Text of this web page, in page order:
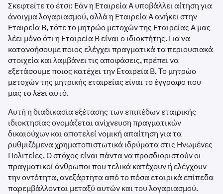
Σκεφτείτε το έτσι: Εάν η Εταιρεία Α υποβάλλει αίτηση για
άνοιγμα λογαριασμού, αλλά η Εταιρεία Α ανήκει στην
Εταιρεία Β, τότε το μητρώο μετοχών της Εταιρείας Α μας
λέει μόνο ότι η Εταιρεία Β είναι ο ιδιοκτήτης. Για να
κατανοήσουμε ποιος ελέγχει πραγματικά τα περιουσιακά
στοιχεία και λαμβάνει τις αποφάσεις, πρέπει να
εξετάσουμε ποιος κατέχει την Εταιρεία Β. Το μητρώο
μετοχών της μητρικής εταιρείας είναι το έγγραφο που
μας το λέει αυτό.
Αυτή η διαδικασία εξέτασης των επιπέδων εταιρικής
ιδιοκτησίας ονομάζεται ανίχνευση πραγματικών
δικαιούχων και αποτελεί νομική απαίτηση για τα
ρυθμιζόμενα χρηματοπιστωτικά ιδρύματα στις Ηνωμένες
Πολιτείες. Ο στόχος είναι πάντα να προσδιοριστούν οι
πραγματικοί άνθρωποι που τελικά κατέχουν ή ελέγχουν
την οντότητα, ανεξάρτητα από το πόσα εταιρικά επίπεδα
παρεμβάλλονται μεταξύ αυτών και του λογαριασμού.